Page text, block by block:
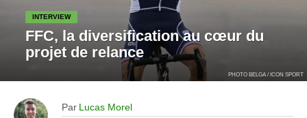
INTERVIEW
FFC, la diversification au cœur du
projet de relance
PHOTO BELGA / ICON SPORT
Par Lucas Morel